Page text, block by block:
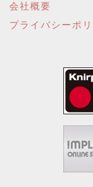
会社概要
プライバシーポ